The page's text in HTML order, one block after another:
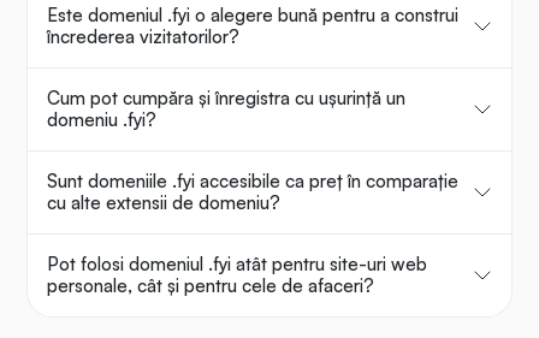
Este domeniul .fyi o alegere bună pentru a construi
încrederea vizitatorilor?
Cum pot cumpăra și înregistra cu ușurință un
domeniu .fyi?
Sunt domeniile .fyi accesibile ca preț în comparație
cu alte extensii de domeniu?
Pot folosi domeniul .fyi atât pentru site-uri web
personale, cât și pentru cele de afaceri?